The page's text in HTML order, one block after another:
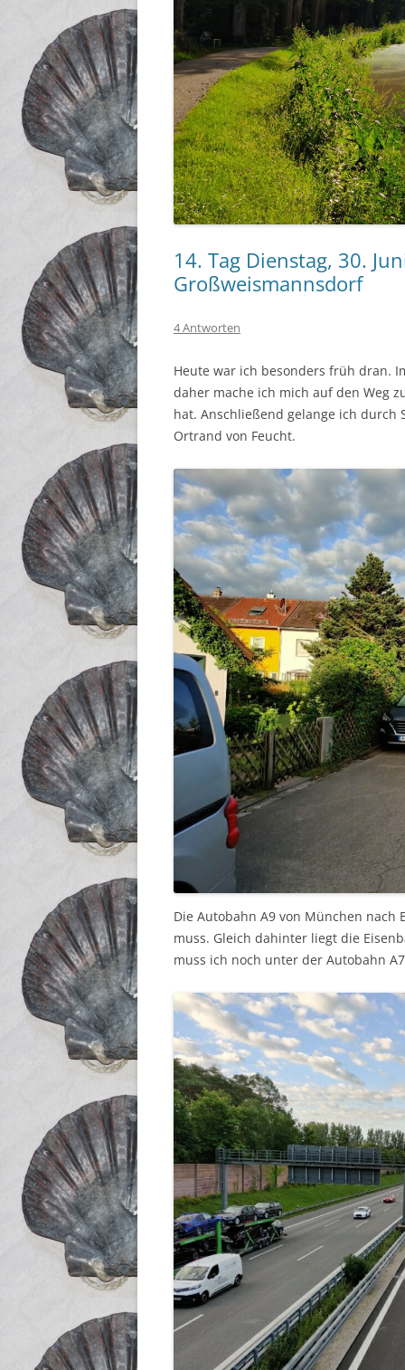
14. Tag Dienstag, 30.
Großweismannsdorf
4 Antworten
Heute war ich besonders früh dran.
daher mache ich mich auf den Weg
hat. Anschließend gelange ich
Ortrand von Feucht.
Die Autobahn A9 von München
muss. Gleich dahinter liegt die
muss ich noch unter der Autobahn